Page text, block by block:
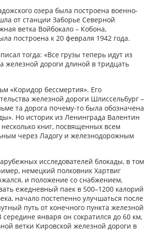
озера была построена военно-
от станции Заборье Северной
ветка Войбокало – Кобона,
построена к 20 февраля 1942 года.
тогда: «Все грузы теперь идут из
железной дороги длиной в тридцать
«Коридор бессмертия». Его
железной дороги Шлиссельбург –
та дорога почему-то была обозначена
Но историк из Ленинграда Валентин
книг, посвященных всем
через Ладогу и железнодорожным
исследователей блокады, в том
немецкий полковник Хартвиг
и положение со снабжением,
ежедневный паек в 500–1200 калорий
начало постепенно улучшаться после
путь от конечного пункта железной
января он сократился до 60 км,
ветки Кировской железной дороги в